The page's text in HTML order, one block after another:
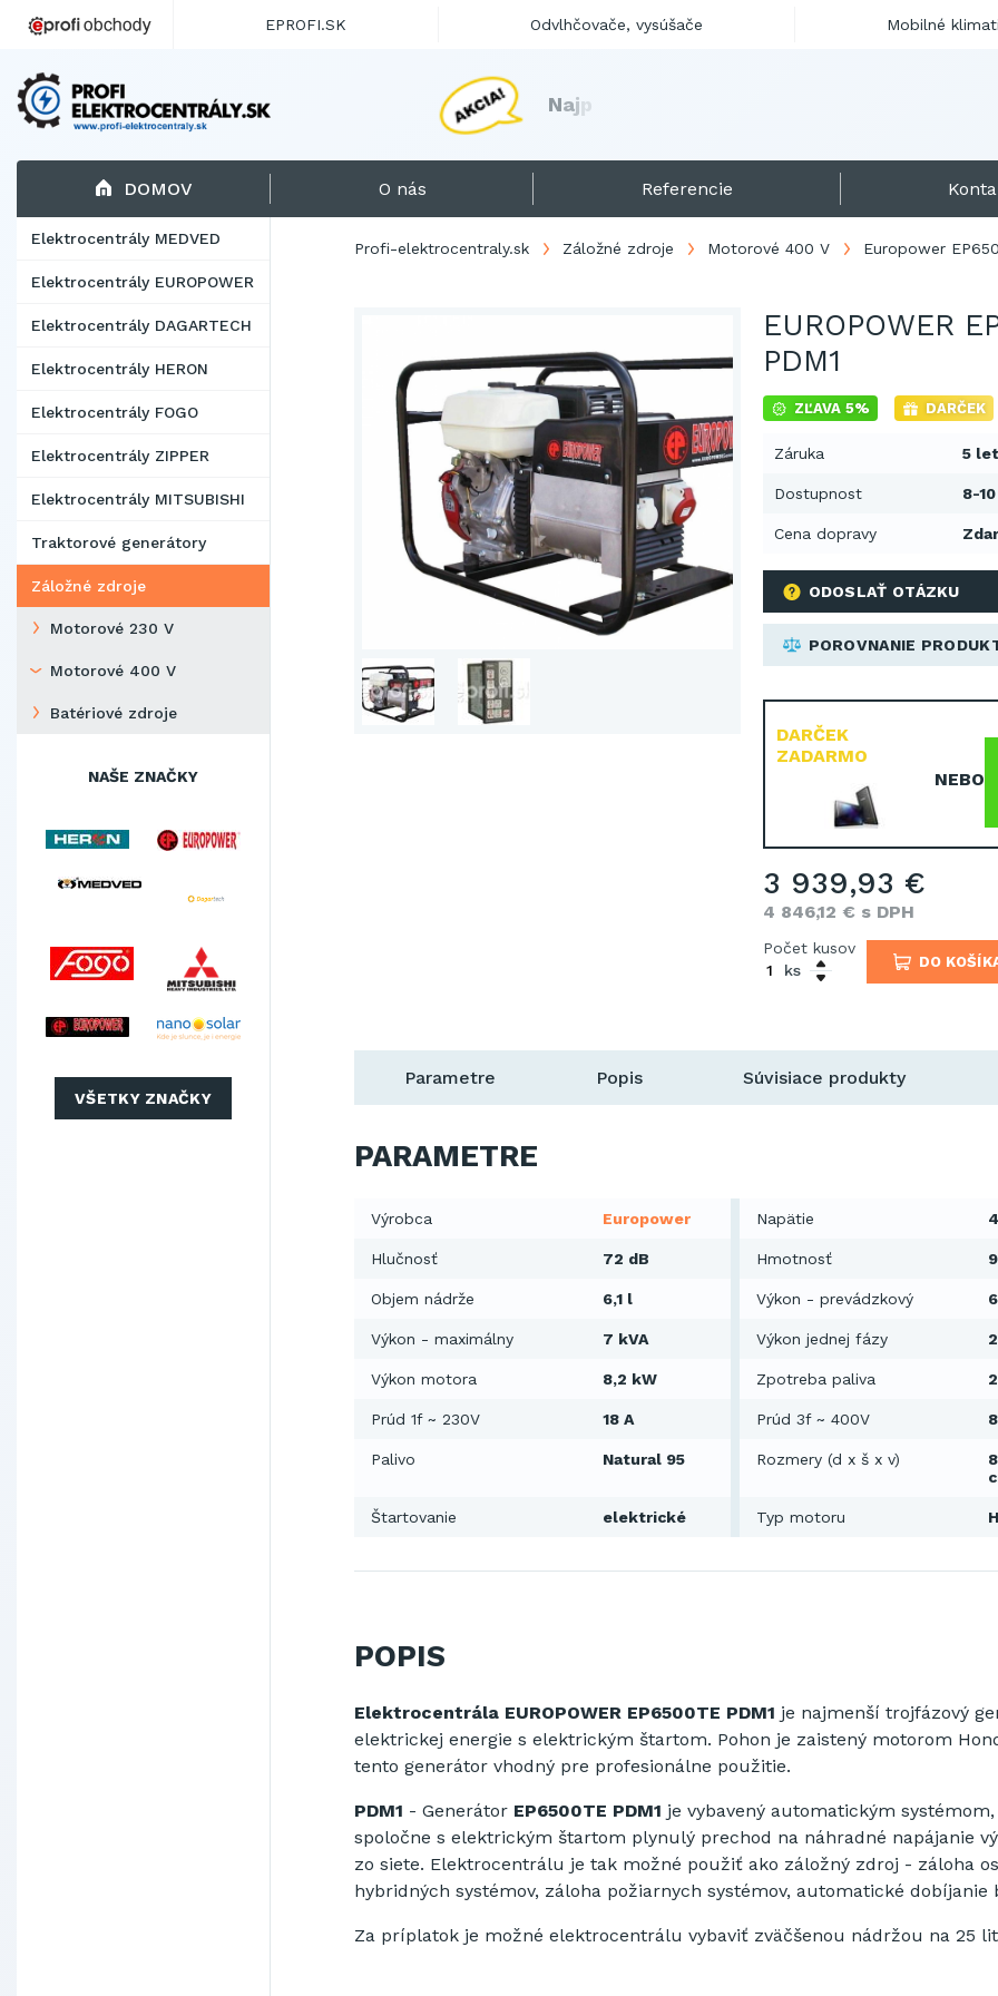
Najp
DOMOV O nás Referencie
Elektrocentrály MEDVED
Elektrocentrály EUROPOWER
Elektrocentrály DAGARTECH
Elektrocentrály HERON
Elektrocentrály FOGO
Elektrocentrály ZIPPER
Elektrocentrály MITSUBISHI
Traktorové generátory
Záložné zdroje
Motorové 230 V
Motorové 400 V
Batériové zdroje
NAŠE ZNAČKY
VŠETKY ZNAČKY
Profi-elektrocentraly.sk Záložné zdroje Motorové 400 V Europower
EUROPOWER
PDM1
ZĽAVA 5% DARČEK
Záruka 5 let
Dostupnost 8-
Cena dopravy
ODOSLAŤ OTÁZKU
POROVNANIE
DARČEK
ZADARMO
NEBO
3 939,93 €
4 846,12 € s DPH
Počet kusov
ks
DO
Parametre Popis Súvisiace produkty
PARAMETRE
Výrobca Europower Napätie
Hlučnosť 72 dB Hmotnosť
Objem nádrže 6,1 l Výkon - prevádzkový
Výkon - maximálny 7 kVA Výkon jednej fázy
Výkon motora 8,2 kW Zpotreba paliva
Prúd 1f ~ 230V 18 A Prúd 3f ~ 400V
Palivo Natural 95 Rozmery (d x š x v)
Štartovanie elektrické Typ motoru
POPIS
Elektrocentrála EUROPOWER EP6500TE PDM1 je najmenší trojfázový
elektrickej energie s elektrickým štartom. Pohon je zaistený motorom
tento generátor vhodný pre profesionálne použitie.
PDM1 - Generátor EP6500TE PDM1 je vybavený automatickým systémom,
spoločne s elektrickým štartom plynulý prechod na náhradné napájanie
zo siete. Elektrocentrálu je tak možné použiť ako záložný zdroj - záloha
hybridných systémov, záloha požiarnych systémov, automatické dobíjanie
Za príplatok je možné elektrocentrálu vybaviť zväčšenou nádržou na 25
EPROFI.SK Odvlhčovače, vysúšače Mobilné